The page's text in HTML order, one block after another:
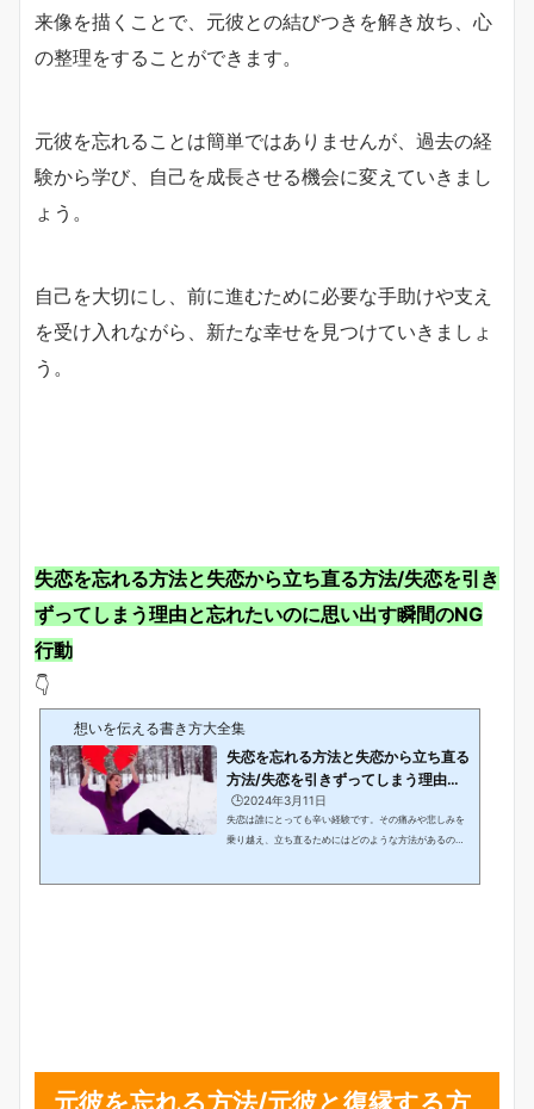
来像を描くことで、元彼との結びつきを解き放ち、心
の整理をすることができます。
元彼を忘れることは簡単ではありませんが、過去の経
験から学び、自己を成長させる機会に変えていきまし
ょう。
自己を大切にし、前に進むために必要な手助けや支え
を受け入れながら、新たな幸せを見つけていきましょ
う。
失恋を忘れる方法と失恋から立ち直る方法/失恋を引き
ずってしまう理由と忘れたいのに思い出す瞬間のNG
行動
👇
想いを伝える書き方大全集
失恋を忘れる方法と失恋から立ち直る
方法/失恋を引きずってしまう理由と
忘れたいの...
🕒️2024年3月11日
失恋は誰にとっても辛い経験です。その痛みや悲しみを
乗り越え、立ち直るためにはどのような方法があるので
元彼を忘れる方法/元彼と復縁する方